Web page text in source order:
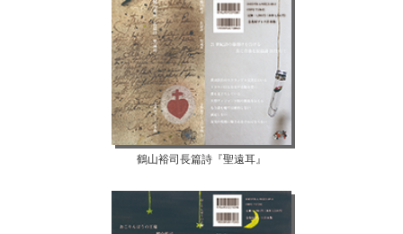
鶴山裕司長篇詩『聖遠耳』